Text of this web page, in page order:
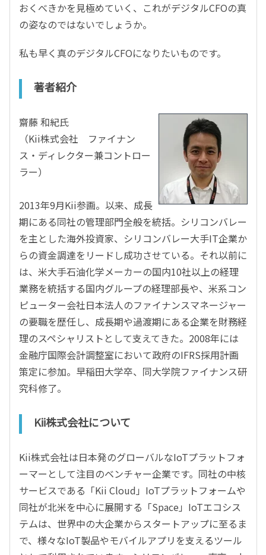
おくべきかを見極めていく、これがデジタルCFOの真
の姿なのではないでしょうか。
私も早く真のデジタルCFOになりたいものです。
著者紹介
齋藤 和紀氏
（Kii株式会社 ファイナン
ス・ディレクター兼コントロー
ラー）
2013年9月Kii参画。以来、成長
期にある同社の管理部門全般を統括。シリコンバレー
を主とした海外投資家、シリコンバレー大手IT企業か
らの資金調達をリードし成功させている。それ以前に
は、米大手石油化学メーカーの国内10社以上の経理
業務を統括する国内グループの経理部長や、米系コン
ピューター会社日本法人のファイナンスマネージャー
の要職を歴任し、成長期や過渡期にある企業を財務経
理のスペシャリストとして支えてきた。2008年には
金融庁国際会計調整室において政府のIFRS採用計画
策定に参加。早稲田大学卒、同大学院ファイナンス研
究科修了。
Kii株式会社について
Kii株式会社は日本発のグローバルなIoTプラットフォ
ーマーとして注目のベンチャー企業です。同社の中核
サービスである「Kii Cloud」IoTプラットフォームや
同社が北米を中心に展開する「Space」IoTエコシス
テムは、世界中の大企業からスタートアップに至るま
で、様々なIoT製品やモバイルアプリを支えるツール